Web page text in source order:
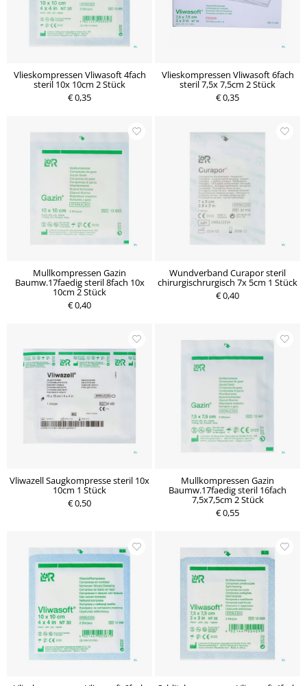
Vlieskompressen Vliwasoft 4fach
steril 10x 10cm 2 Stück
€ 0,35
Vlieskompressen Vliwasoft 6fach
steril 7,5x 7,5cm 2 Stück
€ 0,35
Mullkompressen Gazin
Baumw.17faedig steril 8fach 10x
10cm 2 Stück
€ 0,40
Wundverband Curapor steril
chirurgischrurgisch 7x 5cm 1 Stück
€ 0,40
Vliwazell Saugkompresse steril 10x
10cm 1 Stück
€ 0,50
Mullkompressen Gazin
Baumw.17faedig steril 16fach
7,5x7,5cm 2 Stück
€ 0,55